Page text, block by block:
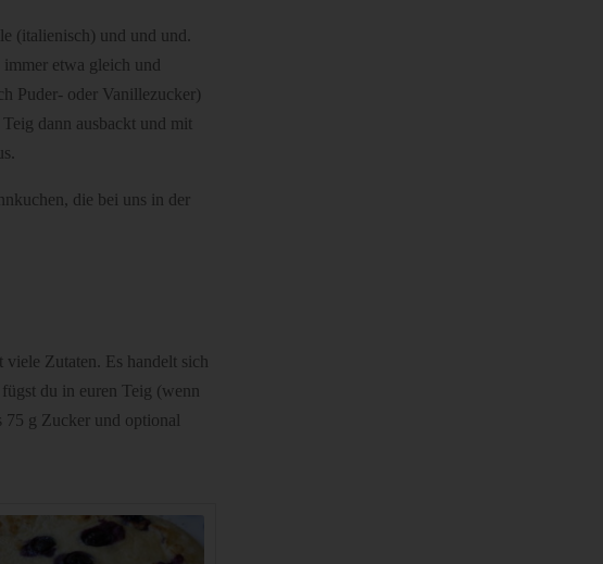
(italienisch) und und und.
etwa gleich und
Puder- oder Vanillezucker)
dann ausbackt und mit
die bei uns in der
Zutaten. Es handelt sich
du in euren Teig (wenn
75 g Zucker und optional